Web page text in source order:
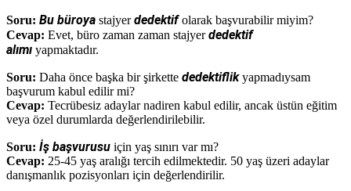
Soru: Bu büroya stajyerdedektifolarak başvurabilir miyim?
Cevap: Evet, büro zaman zaman stajyerdedektif
alımı yapmaktadır.
Soru: Daha önce başka bir şirkette dedektiflikyapmadıysam
başvurum kabul edilir mi?
Cevap: Tecrübesiz adaylar nadiren kabul edilir, ancak üstün eğitim
veya özel durumlarda değerlendirilebilir.
Soru: İş başvurusu için yaş sınırı var mı?
Cevap: 25-45 yaş aralığı tercih edilmektedir. 50 yaş üzeri adaylar
danışmanlık pozisyonları için değerlendirilir.